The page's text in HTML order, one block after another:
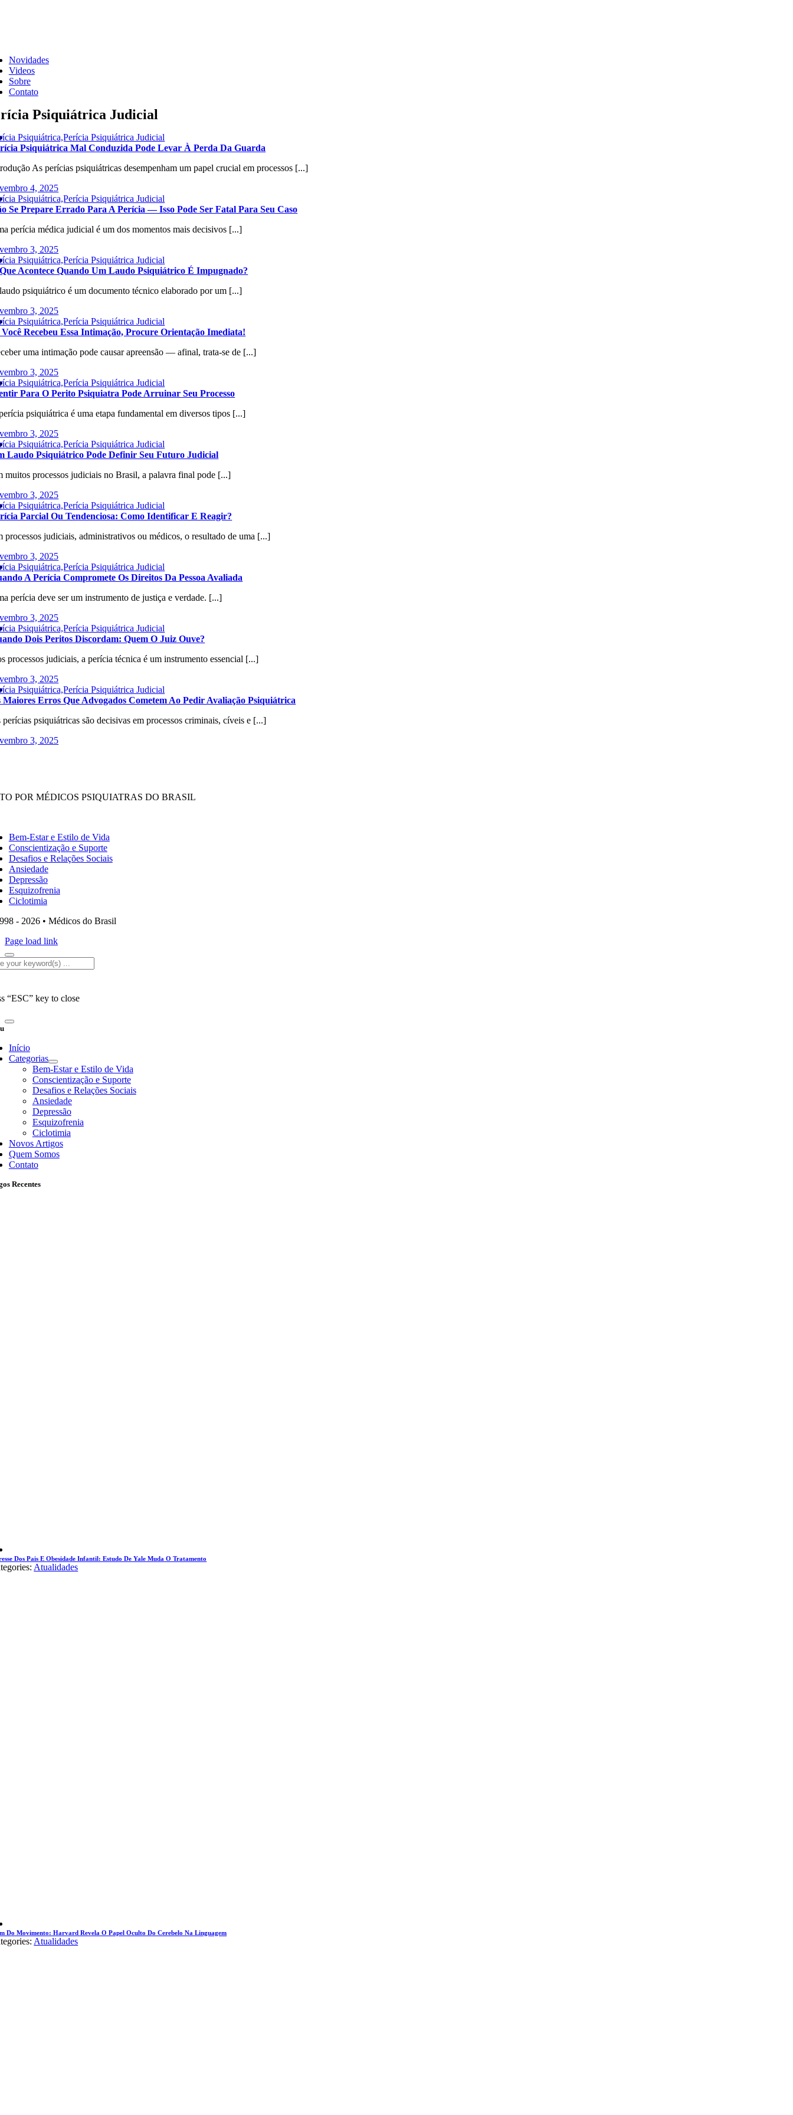
Novidades
Videos
Sobre
Contato
Psiquiátrica Judicial
Psiquiátrica,Perícia Psiquiátrica Judicial
Psiquiátrica Mal Conduzida Pode Levar À Perda Da Guarda
As perícias psiquiátricas desempenham um papel crucial em processos [...]
4, 2025
Psiquiátrica,Perícia Psiquiátrica Judicial
Se Prepare Errado Para A Perícia — Isso Pode Ser Fatal Para Seu Caso
perícia médica judicial é um dos momentos mais decisivos [...]
3, 2025
Psiquiátrica,Perícia Psiquiátrica Judicial
Acontece Quando Um Laudo Psiquiátrico É Impugnado?
psiquiátrico é um documento técnico elaborado por um [...]
3, 2025
Psiquiátrica,Perícia Psiquiátrica Judicial
Você Recebeu Essa Intimação, Procure Orientação Imediata!
uma intimação pode causar apreensão — afinal, trata-se de [...]
3, 2025
Psiquiátrica,Perícia Psiquiátrica Judicial
Para O Perito Psiquiatra Pode Arruinar Seu Processo
psiquiátrica é uma etapa fundamental em diversos tipos [...]
3, 2025
Psiquiátrica,Perícia Psiquiátrica Judicial
Laudo Psiquiátrico Pode Definir Seu Futuro Judicial
muitos processos judiciais no Brasil, a palavra final pode [...]
3, 2025
Psiquiátrica,Perícia Psiquiátrica Judicial
Parcial Ou Tendenciosa: Como Identificar E Reagir?
processos judiciais, administrativos ou médicos, o resultado de uma [...]
3, 2025
Psiquiátrica,Perícia Psiquiátrica Judicial
A Perícia Compromete Os Direitos Da Pessoa Avaliada
perícia deve ser um instrumento de justiça e verdade. [...]
3, 2025
Psiquiátrica,Perícia Psiquiátrica Judicial
Dois Peritos Discordam: Quem O Juiz Ouve?
processos judiciais, a perícia técnica é um instrumento essencial [...]
3, 2025
Psiquiátrica,Perícia Psiquiátrica Judicial
Maiores Erros Que Advogados Cometem Ao Pedir Avaliação Psiquiátrica
perícias psiquiátricas são decisivas em processos criminais, cíveis e [...]
3, 2025
POR MÉDICOS PSIQUIATRAS DO BRASIL
Bem-Estar e Estilo de Vida
Conscientização e Suporte
Desafios e Relações Sociais
Ansiedade
Depressão
Esquizofrenia
Ciclotimia
- 2026 • Médicos do Brasil
Page load link
“ESC” key to close
Início
Categorias
Bem-Estar e Estilo de Vida
Conscientização e Suporte
Desafios e Relações Sociais
Ansiedade
Depressão
Esquizofrenia
Ciclotimia
Novos Artigos
Quem Somos
Contato
Recentes
Dos Pais E Obesidade Infantil: Estudo De Yale Muda O Tratamento
Atualidades
Do Movimento: Harvard Revela O Papel Oculto Do Cerebelo Na Linguagem
Atualidades